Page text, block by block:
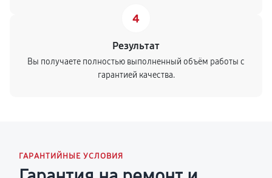
4
Результат
Вы получаете полностью выполненный объём работы с
гарантией качества.
ГАРАНТИЙНЫЕ УСЛОВИЯ